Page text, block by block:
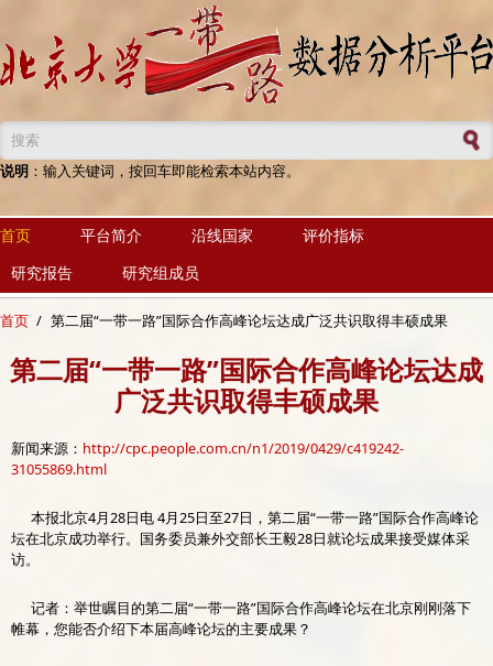
搜索表单
说明 ：输入关键词，按回车即能检索本站内容。
首页 平台简介 沿线国家 评价指标
研究报告 研究组成员
首页 / 第二届“一带一路”国际合作高峰论坛达成广泛共识取得丰硕成果
第二届“一带一路”国际合作高峰论坛达成
广泛共识取得丰硕成果
新闻来源： http://cpc.people.com.cn/n1/2019/0429/c419242-
31055869.html
本报北京4月28日电 4月25日至27日，第二届“一带一路”国际合作高峰论
坛在北京成功举行。国务委员兼外交部长王毅28日就论坛成果接受媒体采
访。
记者：举世瞩目的第二届“一带一路”国际合作高峰论坛在北京刚刚落下
帷幕，您能否介绍下本届高峰论坛的主要成果？